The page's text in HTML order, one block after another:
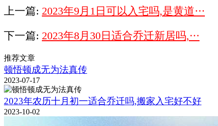
上一篇: 2023年9月1日可以入宅吗,是黄道···
下一篇: 2023年8月30日适合乔迁新居吗,···
推荐文章
顿悟顿成无为法真传
2023-07-17
2023年农历十月初一适合乔迁吗,搬家入宅好不好
2023-10-02